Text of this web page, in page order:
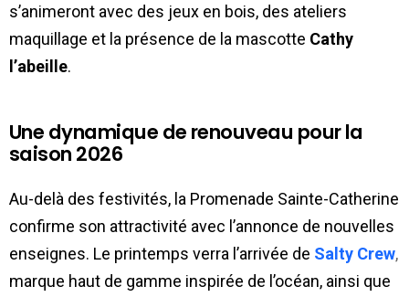
s’animeront avec des jeux en bois, des ateliers
maquillage et la présence de la mascotte Cathy
l’abeille.
Une dynamique de renouveau pour la
saison 2026
Au-delà des festivités, la Promenade Sainte-Catherine
confirme son attractivité avec l’annonce de nouvelles
enseignes. Le printemps verra l’arrivée de Salty Crew,
marque haut de gamme inspirée de l’océan, ainsi que